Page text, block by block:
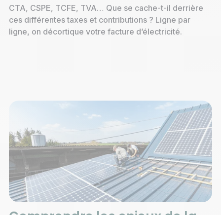
CTA, CSPE, TCFE, TVA… Que se cache-t-il derrière
ces différentes taxes et contributions ? Ligne par
ligne, on décortique votre facture d’électricité.